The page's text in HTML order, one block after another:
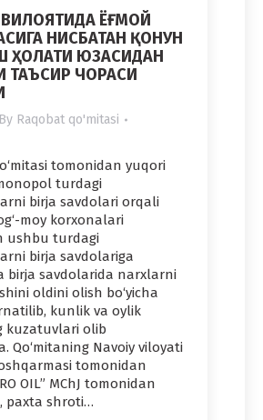
ЁҒ-МОЙ
НИСБАТАН ҚОНУН
ҲОЛАТИ ЮЗАСИДАН
ТАЪСИР ЧОРАСИ
By Raqobat qo'mitasi
tomonidan yuqori
turdagi
birja savdolari orqali
moy korxonalari
ushbu turdagi
birja savdolariga
birja savdolarida narxlarni
oldini olish bo‘yicha
kunlik va oylik
kuzatuvlari olib
Qo‘mitaning Navoiy viloyati
tomonidan
OIL” MChJ tomonidan
paxta shroti…